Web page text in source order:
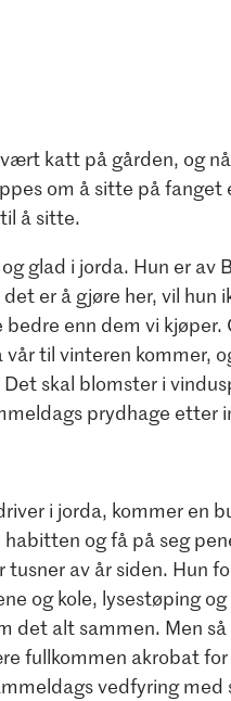
katt på gården, og
om å sitte på
å sitte.
glad i jorda. Hun er av
er å gjøre her, vil
enn dem vi kjøper.
vår til vinteren kommer,
skal blomster i
prydhage etter
i jorda, kommer en
habitten og få på seg
tusner av år siden. Hun
og kole, lysestøping
det alt sammen. Men
fullkommen akrobat
vedfyring